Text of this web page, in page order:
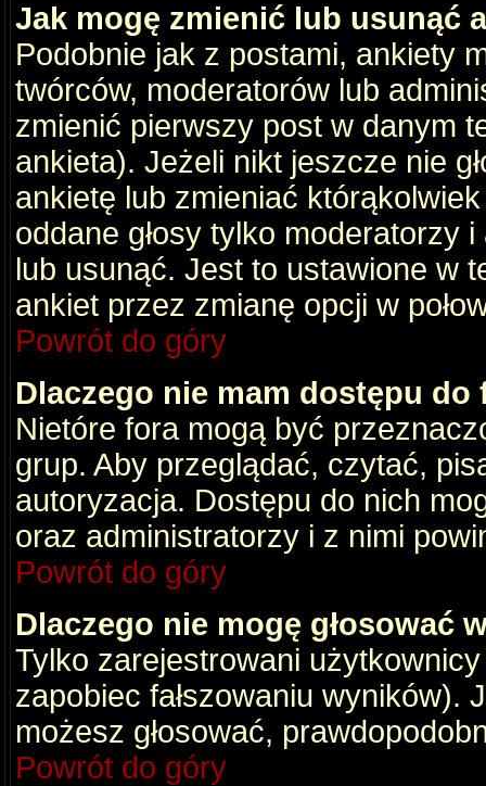
Jak mogę zmienić lub usunąć
Podobnie jak z postami, ankiety
twórców, moderatorów lub
zmienić pierwszy post w danym
ankieta). Jeżeli nikt jeszcze nie
ankietę lub zmieniać
oddane głosy tylko moderatorzy
lub usunąć. Jest to ustawione w
ankiet przez zmianę opcji w
Powrót do góry
Dlaczego nie mam dostępu do
Nietóre fora mogą być
grup. Aby przeglądać, czytać,
autoryzacja. Dostępu do nich
oraz administratorzy i z nimi
Powrót do góry
Dlaczego nie mogę głosować
Tylko zarejestrowani
zapobiec fałszowaniu wyników).
możesz głosować,
Powrót do góry